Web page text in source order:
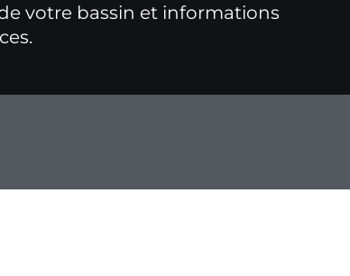
votre bassin et informations